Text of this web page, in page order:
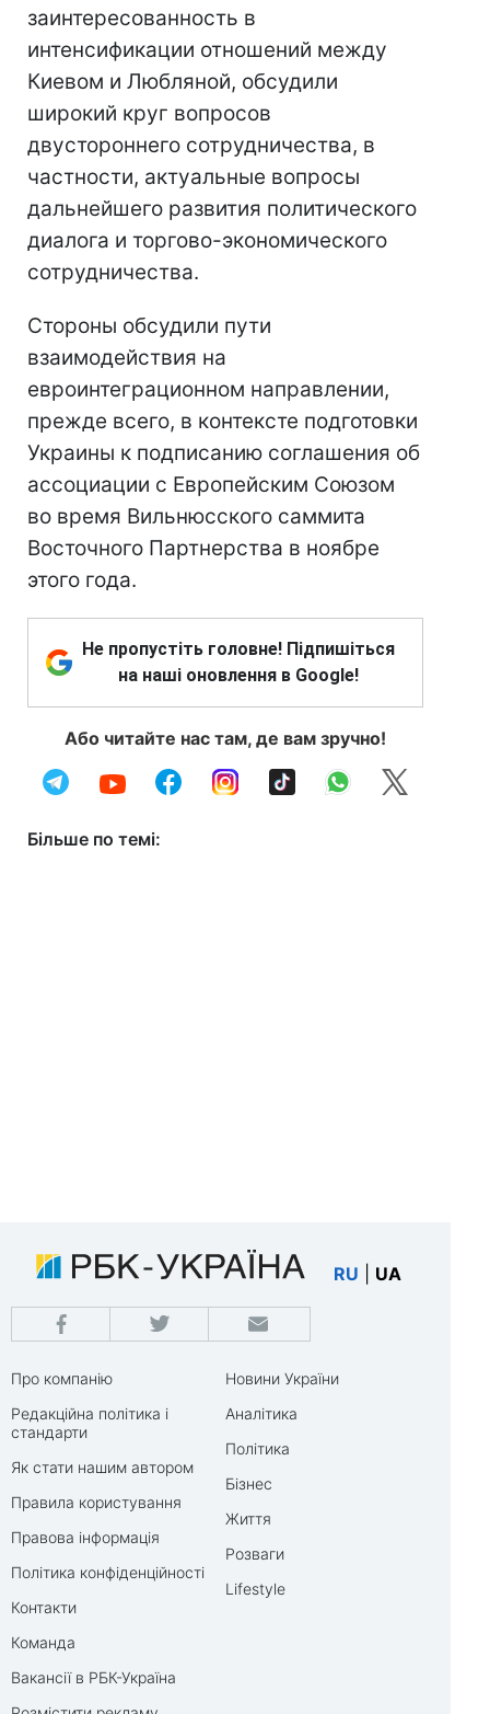
заинтересованность в
интенсификации отношений между
Киевом и Любляной, обсудили
широкий круг вопросов
двустороннего сотрудничества, в
частности, актуальные вопросы
дальнейшего развития политического
диалога и торгово-экономического
сотрудничества.
Стороны обсудили пути
взаимодействия на
евроинтеграционном направлении,
прежде всего, в контексте подготовки
Украины к подписанию соглашения об
ассоциации с Европейским Союзом
во время Вильнюсского саммита
Восточного Партнерства в ноябре
этого года.
Не пропустіть головне! Підпишіться
на наші оновлення в Google!
Або читайте нас там, де вам зручно!
Більше по темі:
RU UA
Про компанію
Редакційна політика і
стандарти
Як стати нашим автором
Правила користування
Правова інформація
Політика конфіденційності
Контакти
Команда
Вакансії в РБК-Україна
Новини України
Аналітика
Політика
Бізнес
Життя
Розваги
Lifestyle